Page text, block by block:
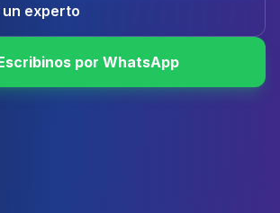
experto
por WhatsApp